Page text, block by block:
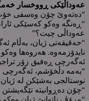
عەوداڵێکی ڕووخسار
“دەتەوێ چۆن وەسفی
“ڕەنگە وەکو کەسێکی
عەوداڵی چیت؟”
“حەقیقەتی ژیان، بەڵام
نایدۆزمەوە. هەروەها
ئەگەرچی ڕەفیق زۆر
“بەمە دڵخۆشم، ئەگەرچی
نوستالجی بەشێکن لە
“چۆن دەڕوانیتە